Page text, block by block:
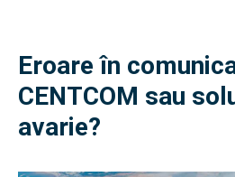
Eroare în
CENTCOM sau
avarie?